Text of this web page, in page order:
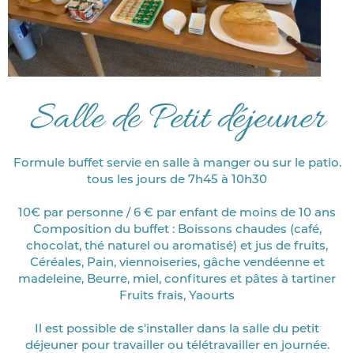
Salle de Petit déjeuner
Formule buffet servie en salle à manger ou sur le patio.
tous les jours de 7h45 à 10h30
10€ par personne / 6 € par enfant de moins de 10 ans
Composition du buffet : Boissons chaudes (café,
chocolat, thé naturel ou aromatisé) et jus de fruits,
Céréales, Pain, viennoiseries, gâche vendéenne et
madeleine, Beurre, miel, confitures et pâtes à tartiner
Fruits frais, Yaourts
Il est possible de s'installer dans la salle du petit
déjeuner pour travailler ou télétravailler en journée.